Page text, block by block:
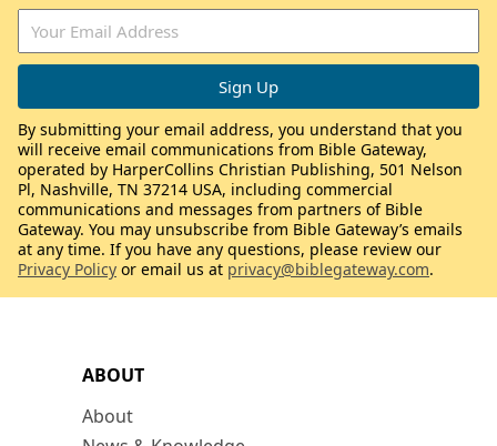
ABOUT
About
By submitting your email address, you understand that you
will receive email communications from Bible Gateway,
operated by HarperCollins Christian Publishing, 501 Nelson
Pl, Nashville, TN 37214 USA, including commercial
communications and messages from partners of Bible
Gateway. You may unsubscribe from Bible Gateway’s emails
at any time. If you have any questions, please review our
Privacy Policy or email us at privacy@biblegateway.com.